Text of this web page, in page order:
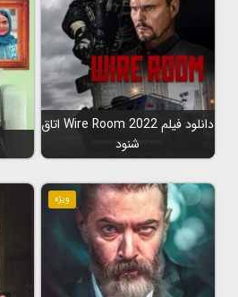
دانلود فیلم Wire Room 2022 اتاق
شنود
ویژه